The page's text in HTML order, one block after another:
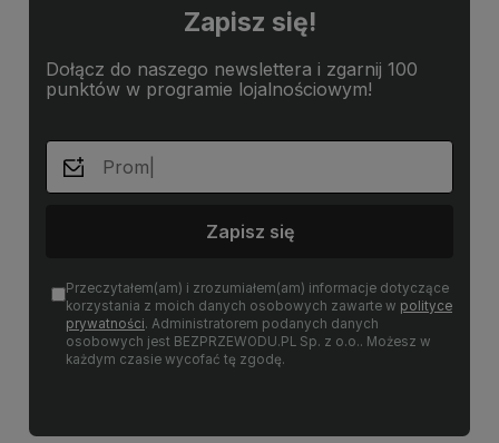
Zapisz się!
Dołącz do naszego newslettera i zgarnij 100
punktów w programie lojalnościowym!
Zapisz się
Przeczytałem(am) i zrozumiałem(am) informacje dotyczące
korzystania z moich danych osobowych zawarte w polityce
prywatności. Administratorem podanych danych
osobowych jest BEZPRZEWODU.PL Sp. z o.o.. Możesz w
każdym czasie wycofać tę zgodę.